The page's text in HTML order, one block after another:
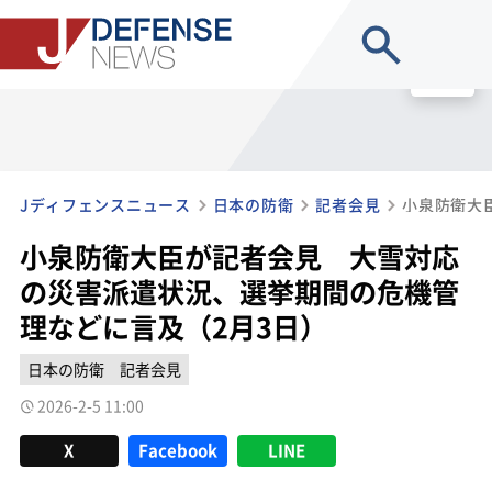
Jディフェンスニュース 日本の防衛 記者会見
小泉防衛大臣が記者会見 大雪対応
の災害派遣状況、選挙期間の危機管
理などに言及（2月3日）
日本の防衛
記者会見
2026-2-5 11:00
X Facebook LINE